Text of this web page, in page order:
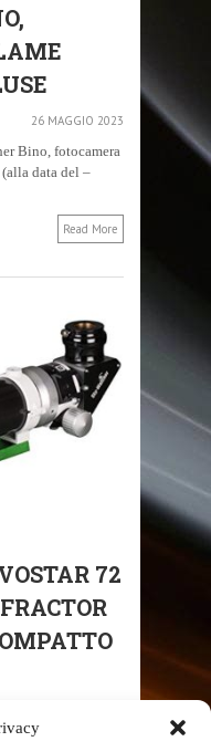
26 MAGGIO 2023
Bino, fotocamera
data del –
Read More
72
EvoStar